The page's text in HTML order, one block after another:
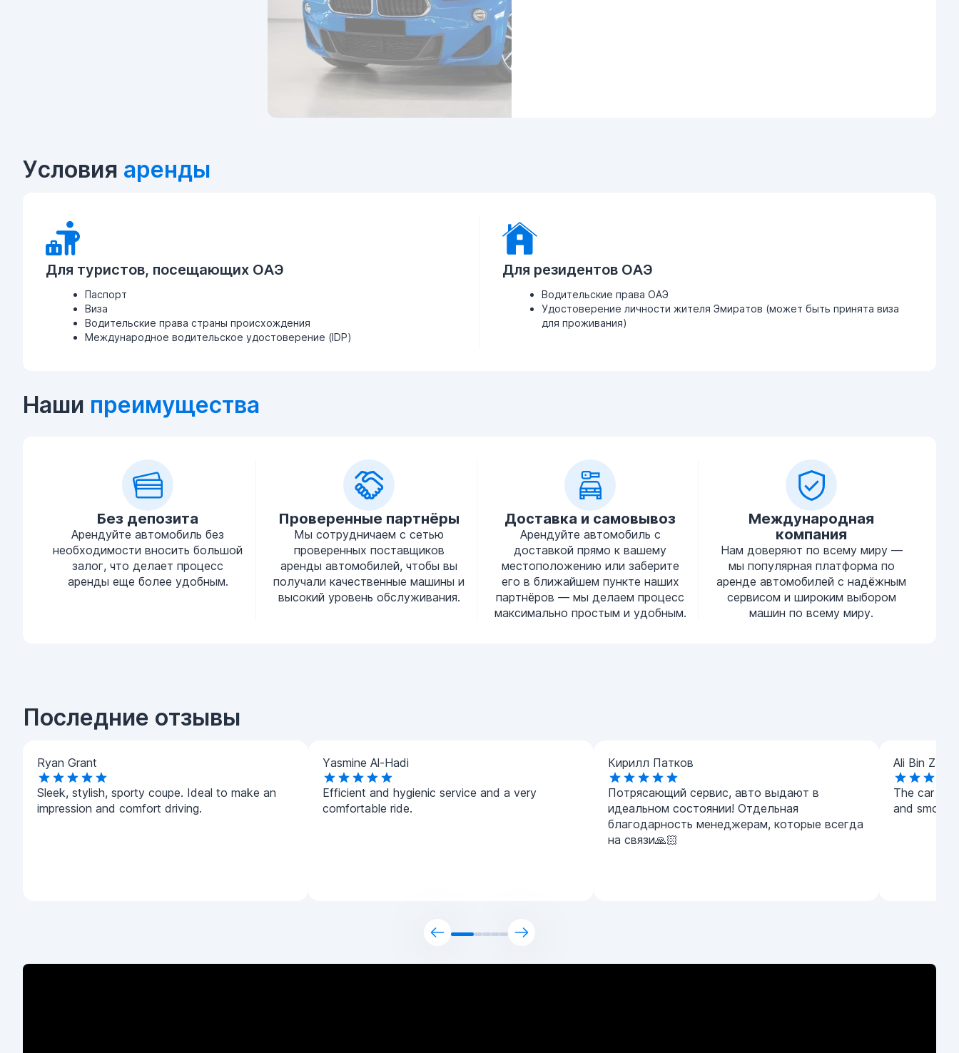
Условия аренды
Для туристов, посещающих ОАЭ
Паспорт
Виза
Водительские права страны происхождения
Международное водительское удостоверение (IDP)
Для резидентов ОАЭ
Водительские права ОАЭ
Удостоверение личности жителя Эмиратов (может быть принята виза
для проживания)
Наши преимущества
Без депозита
Арендуйте автомобиль без
необходимости вносить большой
залог, что делает процесс
аренды еще более удобным.
Проверенные партнёры
Мы сотрудничаем с сетью
проверенных поставщиков
аренды автомобилей, чтобы вы
получали качественные машины и
высокий уровень обслуживания.
Доставка и самовывоз
Арендуйте автомобиль с
доставкой прямо к вашему
местоположению или заберите
его в ближайшем пункте наших
партнёров — мы делаем процесс
максимально простым и удобным.
Международная
компания
Нам доверяют по всему миру —
мы популярная платформа по
аренде автомобилей с надёжным
сервисом и широким выбором
машин по всему миру.
Последние отзывы
Ryan Grant
Sleek, stylish, sporty coupe. Ideal to make an
impression and comfort driving.
Yasmine Al-Hadi
Efficient and hygienic service and a very
comfortable ride.
Кирилл Патков
Потрясающий сервис, авто выдают в
идеальном состоянии! Отдельная
благодарность менеджерам, которые всегда
на связи🙏🏻
Ali Bin
The car
and smooth.